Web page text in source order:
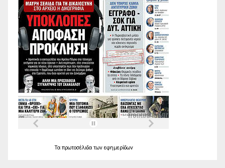
Τα πρωτοσέλιδα των εφημερίδων